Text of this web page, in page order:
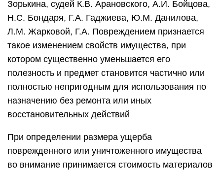
Зорькина, судей К.В. Арановского, А.И. Бойцова,
Н.С. Бондаря, Г.А. Гаджиева, Ю.М. Данилова,
Л.М. Жарковой, Г.А. Повреждением признается
такое изменением свойств имущества, при
котором существенно уменьшается его
полезность и предмет становится частично или
полностью непригодным для использования по
назначению без ремонта или иных
восстановительных действий
При определении размера ущерба
поврежденного или уничтоженного имущества
во внимание принимается стоимость материалов